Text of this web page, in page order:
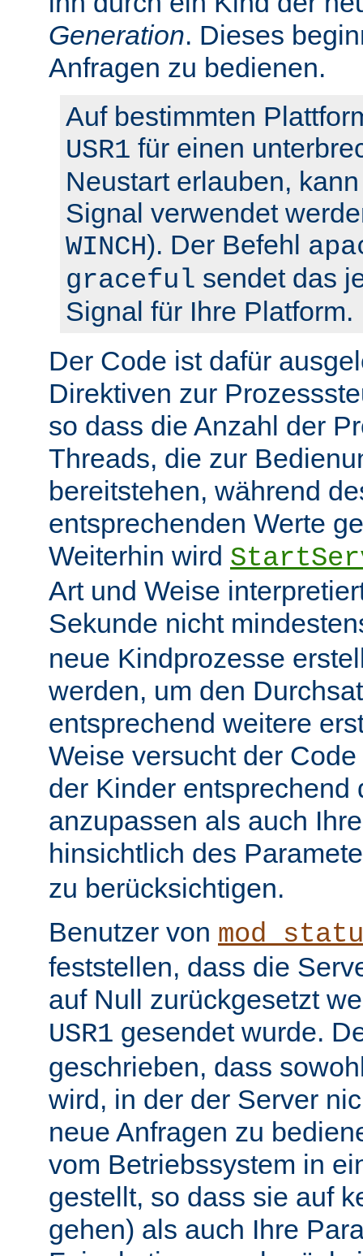
Generation. Dieses
Anfragen zu bedienen.
Auf bestimmten
USR1 für einen
Neustart erlauben,
Signal verwendet
WINCH). Der Befehl
graceful sendet das
Signal für Ihre Platform.
Der Code ist dafür
Direktiven zur
so dass die Anzahl der
Threads, die zur
bereitstehen, während
entsprechenden Werte
Weiterhin wird
Art und Weise
Sekunde nicht
neue Kindprozesse
werden, um den
entsprechend weitere
Weise versucht der
der Kinder entsprechend
anzupassen als auch
hinsichtlich des
zu berücksichtigen.
Benutzer von
feststellen, dass die
auf Null zurückgesetzt
USR1 gesendet wurde.
geschrieben, dass
wird, in der der Server
neue Anfragen zu
vom Betriebssystem in
gestellt, so dass sie auf
gehen) als auch Ihre